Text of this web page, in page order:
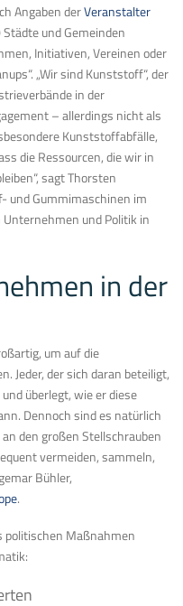
Angaben derVeranstalter
und Gemeinden
Initiativen, Vereinen oder
„Wir sind Kunststoff“, der
in der
– allerdings nicht als
Kunststoffabfälle,
die Ressourcen, die wir in
sagt Thorsten
und Gummimaschinen im
und Politik in
in der
um auf die
Jeder, der sich daran beteiligt,
überlegt, wie er diese
Dennoch sind es natürlich
den großen Stellschrauben
vermeiden, sammeln,
Bühler,
.
politischen Maßnahmen